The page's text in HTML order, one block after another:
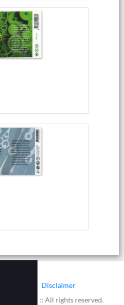
Disclaimer
:: All rights reserved.